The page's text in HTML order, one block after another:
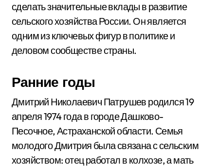
сделать значительные вклады в развитие
сельского хозяйства России. Он является
одним из ключевых фигур в политике и
деловом сообществе страны.
Ранние годы
Дмитрий Николаевич Патрушев родился 19
апреля 1974 года в городе Дашково-
Песочное, Астраханской области. Семья
молодого Дмитрия была связана с сельским
хозяйством: отец работал в колхозе, а мать